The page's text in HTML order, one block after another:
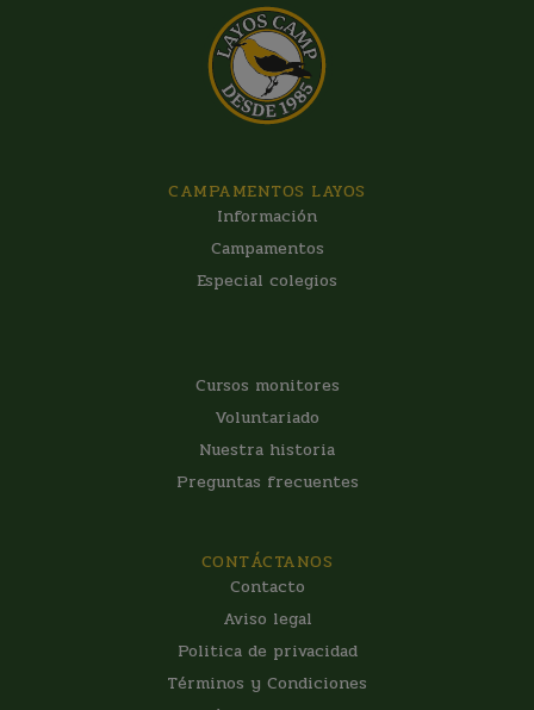
CAMPAMENTOS LAYOS
Información
Campamentos
Especial colegios
Cursos monitores
Voluntariado
Nuestra historia
Preguntas frecuentes
CONTÁCTANOS
Contacto
Aviso legal
Politica de privacidad
Términos y Condiciones